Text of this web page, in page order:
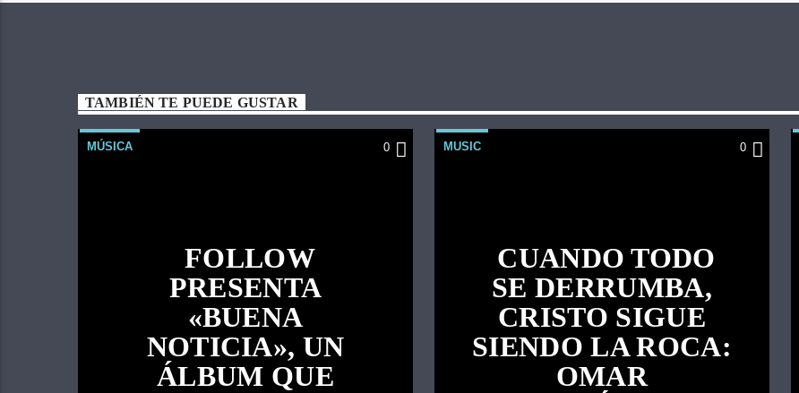
TAMBIÉN TE PUEDE GUSTAR
MÚSICA 0
FOLLOW
PRESENTA
«BUENA
NOTICIA», UN
ÁLBUM QUE
MUSIC 0
CUANDO TODO
SE DERRUMBA,
CRISTO SIGUE
SIENDO LA ROCA:
OMAR